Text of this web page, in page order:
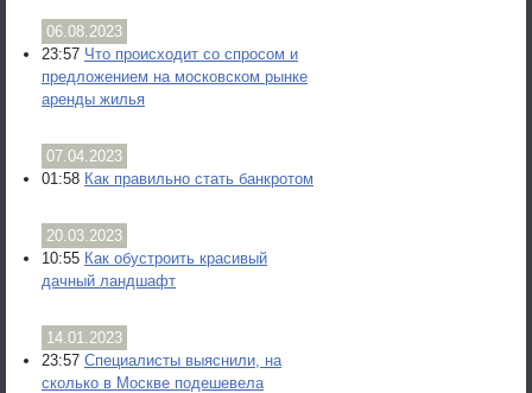
06.08.2023
23:57 Что происходит со спросом и
предложением на московском рынке
аренды жилья
07.04.2023
01:58 Как правильно стать банкротом
20.03.2023
10:55 Как обустроить красивый
дачный ландшафт
14.01.2023
23:57 Специалисты выяснили, на
сколько в Москве подешевела